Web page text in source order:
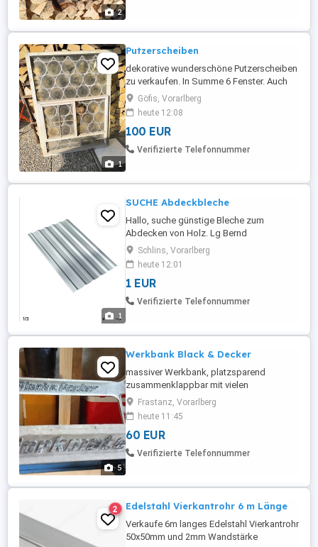
2
1
Putzerscheiben
dekorative wunderschöne Putzerscheiben
zu verkaufen. In Summe 6 Fenster. Auch
einzeln erwerbbar. Austauschgläser
vorhanden. per Stück 100,00
Göfis, Vorarlberg
heute 12:08
100 EUR
Verifizierte Telefonnummer
1
SUCHE Abdeckbleche
Hallo, suche günstige Bleche zum
Abdecken von Holz. Lg Bernd
Schlins, Vorarlberg
heute 12:01
1 EUR
Verifizierte Telefonnummer
5
Werkbank Black & Decker
massiver Werkbank, platzsparend
zusammenklappbar mit vielen
Spannmöglichkeiten Masse: 750 mm
Höhe 740 mm Breite 550 mm Tiefe
Frastanz, Vorarlberg
heute 11:45
60 EUR
Verifizierte Telefonnummer
2 Edelstahl Vierkantrohr 6 m Länge
Verkaufe 6m langes Edelstahl Vierkantrohr
50x50mm und 2mm Wandstärke